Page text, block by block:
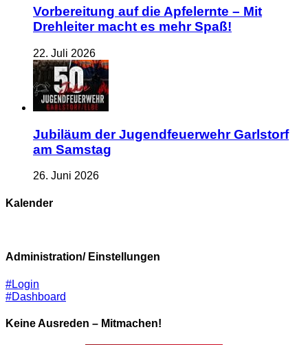
Vorbereitung auf die Apfelernte – Mit
Drehleiter macht es mehr Spaß!
22. Juli 2026
Jubiläum der Jugendfeuerwehr Garlstorf
am Samstag
26. Juni 2026
Kalender
Administration/ Einstellungen
#Login
#Dashboard
Keine Ausreden – Mitmachen!